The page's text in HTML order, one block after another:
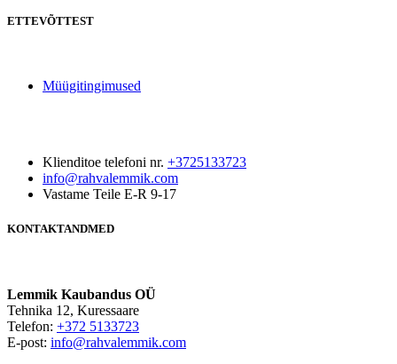
ETTEVÕTTEST
Müügitingimused
Klienditoe telefoni nr. +3725133723
info@rahvalemmik.com
Vastame Teile E-R 9-17
KONTAKTANDMED
Lemmik Kaubandus OÜ
Tehnika 12, Kuressaare
Telefon: +372 5133723
E-post: info@rahvalemmik.com